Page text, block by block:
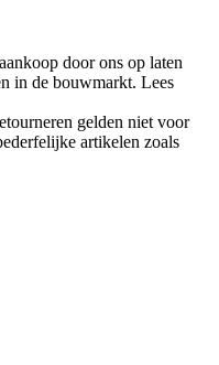
door ons op laten
in de bouwmarkt. Lees
gelden niet voor
artikelen zoals